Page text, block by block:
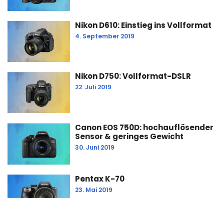
Nikon D610: Einstieg ins Vollformat
4. September 2019
Nikon D750: Vollformat-DSLR
22. Juli 2019
Canon EOS 750D: hochauflösender
Sensor & geringes Gewicht
30. Juni 2019
Pentax K-70
23. Mai 2019